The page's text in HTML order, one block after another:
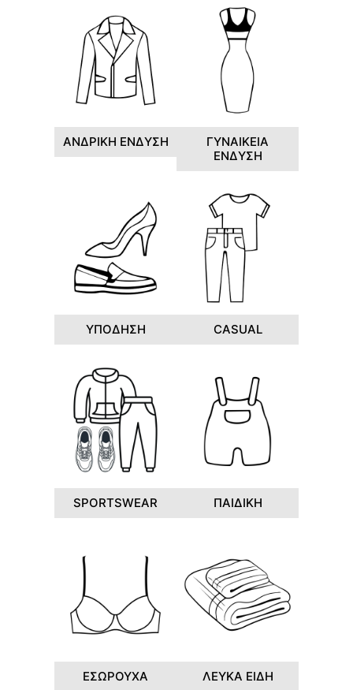
ΑΝΔΡΙΚΗ ΕΝΔΥΣΗ
ΓΥΝΑΙΚΕΙΑ
ΕΝΔΥΣΗ
ΥΠΟΔΗΣΗ CASUAL
SPORTSWEAR ΠΑΙΔΙΚΗ
ΕΣΩΡΟΥΧΑ ΛΕΥΚΑ ΕΙΔΗ